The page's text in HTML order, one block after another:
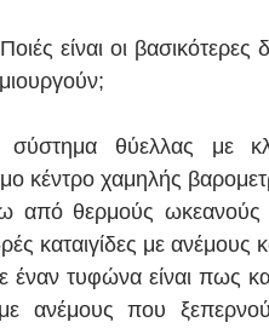
είναι οι
θύελλας με
κέντρο χαμηλής
από θερμούς
καταιγίδες με ανέμους
έναν τυφώνα είναι πως
με ανέμους που